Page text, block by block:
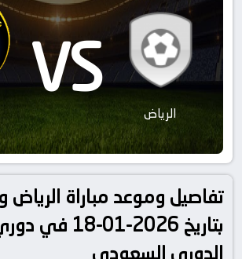
الرياض VS
تفاصيل وموعد مباراة الرياض
بتاريخ 2026-
الدوري السعودي